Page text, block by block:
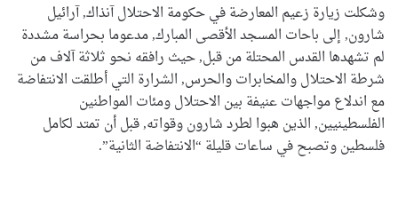
وشكلت زيارة زعيم المعارضة في حكومة الاحتلال آنذاك, آرائيل
شارون, إلى باحات المسجد الأقصى المبارك, مدعوما بحراسة مشددة
لم تشهدها القدس المحتلة من قبل, حيث رافقه نحو ثلاثة آلاف من
شرطة الاحتلال والمخابرات والحرس, الشرارة التي أطلقت الانتفاضة
مع اندلاع مواجهات عنيفة بين الاحتلال ومئات المواطنين
الفلسطينيين, الذين هبوا لطرد شارون وقواته, قبل أن تمتد لكامل
فلسطين وتصبح في ساعات قليلة “الانتفاضة الثانية”.